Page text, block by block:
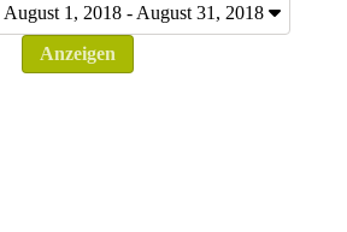
August 1, 2018 - August 31, 2018
Anzeigen